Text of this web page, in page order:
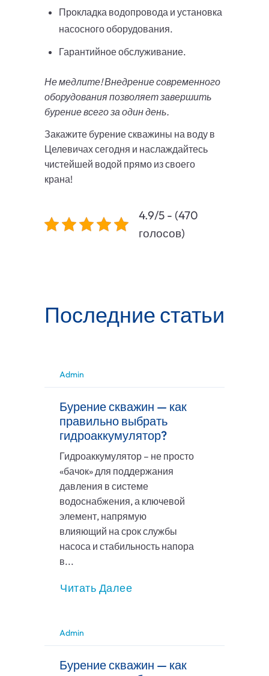
Прокладка водопровода и установка
насосного оборудования.
Гарантийное обслуживание.
Не медлите! Внедрение современного
оборудования позволяет завершить
бурение всего за один день.
Закажите бурение скважины на воду в
Целевичах сегодня и наслаждайтесь
чистейшей водой прямо из своего
крана!
4.9/5 - (470
голосов)
Последние статьи
Admin
Бурение скважин — как
правильно выбрать
гидроаккумулятор?
Гидроаккумулятор – не просто
«бачок» для поддержания
давления в системе
водоснабжения, а ключевой
элемент, напрямую
влияющий на срок службы
насоса и стабильность напора
в...
Читать Далее
Admin
Бурение скважин — как